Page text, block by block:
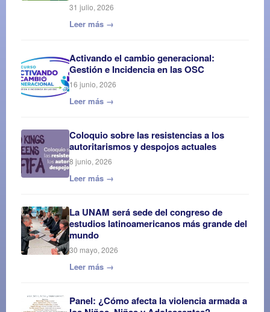
31 julio, 2026
Leer más →
Activando el cambio generacional:
Gestión e Incidencia en las OSC
16 junio, 2026
Leer más →
Coloquio sobre las resistencias a los
autoritarismos y despojos actuales
8 junio, 2026
Leer más →
La UNAM será sede del congreso de
estudios latinoamericanos más grande del
mundo
30 mayo, 2026
Leer más →
Panel: ¿Cómo afecta la violencia armada a